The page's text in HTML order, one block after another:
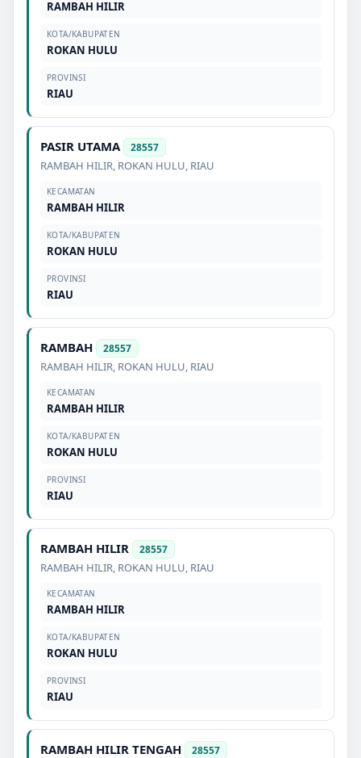
RAMBAH HILIR
KOTA/KABUPATEN
ROKAN HULU
PROVINSI
RIAU
PASIR UTAMA 28557
RAMBAH HILIR, ROKAN HULU, RIAU
KECAMATAN
RAMBAH HILIR
KOTA/KABUPATEN
ROKAN HULU
PROVINSI
RIAU
RAMBAH 28557
RAMBAH HILIR, ROKAN HULU, RIAU
KECAMATAN
RAMBAH HILIR
KOTA/KABUPATEN
ROKAN HULU
PROVINSI
RIAU
RAMBAH HILIR 28557
RAMBAH HILIR, ROKAN HULU, RIAU
KECAMATAN
RAMBAH HILIR
KOTA/KABUPATEN
ROKAN HULU
PROVINSI
RIAU
RAMBAH HILIR TENGAH 28557